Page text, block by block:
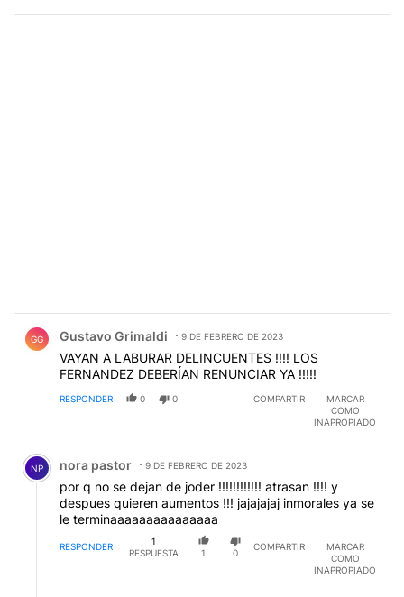
GG Gustavo Grimaldi 9 DE FEBRERO DE 2023
VAYAN A LABURAR DELINCUENTES !!!! LOS
FERNANDEZ DEBERÍAN RENUNCIAR YA !!!!!
RESPONDER 0 0 COMPARTIR
MARCAR
COMO
INAPROPIADO
Comentario de nora pastor.
NP nora pastor 9 DE FEBRERO DE 2023
por q no se dejan de joder !!!!!!!!!!!! atrasan !!!! y
despues quieren aumentos !!! jajajajaj inmorales ya se
le terminaaaaaaaaaaaaaaa
RESPONDER
1
RESPUESTA
1 0
COMPARTIR
MARCAR
COMO
INAPROPIADO